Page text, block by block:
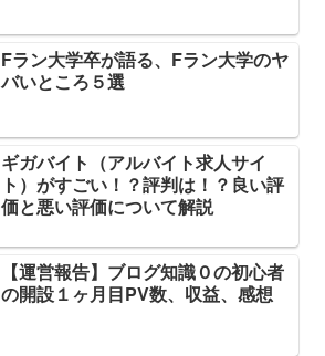
Fラン大学卒が語る、Fラン大学のヤ
バいところ５選
ギガバイト（アルバイト求人サイ
ト）がすごい！？評判は！？良い評
価と悪い評価について解説
【運営報告】ブログ知識０の初心者
の開設１ヶ月目PV数、収益、感想